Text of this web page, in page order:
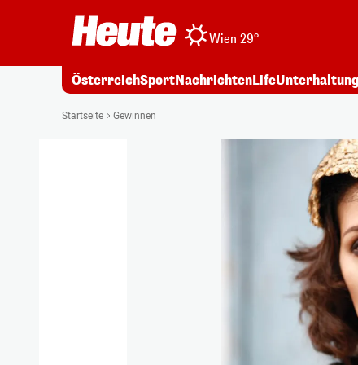
Wien 29°
ÖsterreichSportNachrichtenLifeUnterhaltung
Startseite Gewinnen